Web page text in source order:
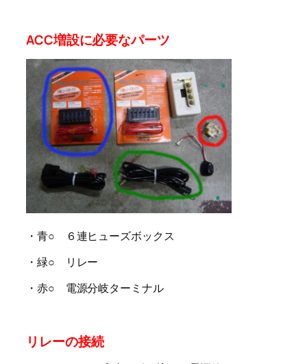
ACC増設に必要なパーツ
・青○ ６連ヒューズボックス
・緑○ リレー
・赤○ 電源分岐ターミナル
リレーの接続